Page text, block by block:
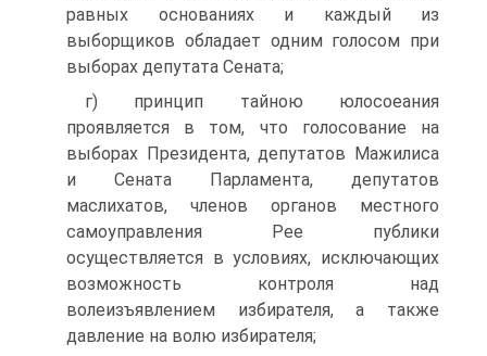
равных основаниях и каждый из
выборщиков обладает одним голосом при
выборах депутата Сената;
г) принцип тайною юлосоеания
проявляется в том, что голосование на
выборах Президента, депутатов Мажилиса
и Сената Парламента, депутатов
маслихатов, членов органов местного
самоуправления Рее публики
осуществляется в условиях, исключающих
возможность контроля над
волеизъявлением избирателя, а также
давление на волю избирателя;